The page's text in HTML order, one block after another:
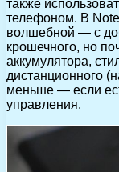
также
телефоном. В
волшебной — с
крошечного, но
аккумулятора,
дистанционного
меньше — если
управления.